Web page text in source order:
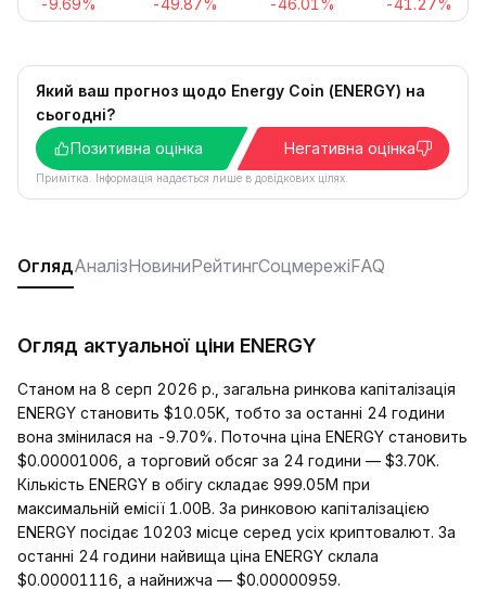
-9.69% -49.87% -46.01% -41.27%
Який ваш прогноз щодо Energy Coin (ENERGY) на
сьогодні?
Позитивна оцінка
Негативна оцінка
Примітка. Інформація надається лише в довідкових цілях.
ОглядАналізНовиниРейтингСоцмережіFAQ
Огляд актуальної ціни ENERGY
Станом на 8 серп 2026 р., загальна ринкова капіталізація
ENERGY становить $10.05K, тобто за останні 24 години
вона змінилася на -9.70%. Поточна ціна ENERGY становить
$0.00001006, а торговий обсяг за 24 години — $3.70K.
Кількість ENERGY в обігу складає 999.05M при
максимальній емісії 1.00B. За ринковою капіталізацією
ENERGY посідає 10203 місце серед усіх криптовалют. За
останні 24 години найвища ціна ENERGY склала
$0.00001116, а найнижча — $0.00000959.